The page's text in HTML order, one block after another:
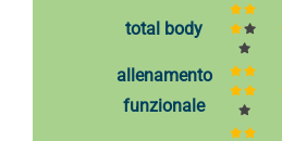
total body
allenamento
funzionale